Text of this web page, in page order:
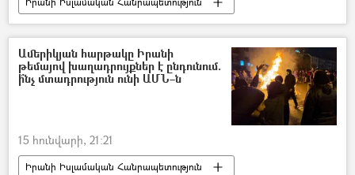
Բողոքի ակցիա
Ավերածություններ
Ձերբակալություն
Իսլամական հեղափոխության պահապանների կորպուսը (ԻՀՊԿ)
Ամերիկյան հարթակը Իրանի
թեմայով խաղադրույքներ է ընդունում.
ի՞նչ մտադրություն ունի ԱՄՆ–ն
15 հունվարի, 21:21
Իրանի Իսլամական Հանրապետություն